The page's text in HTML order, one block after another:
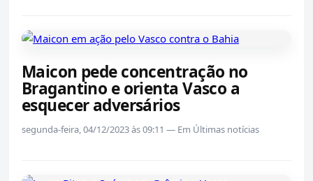
Maicon pede concentração no
Bragantino e orienta Vasco a
esquecer adversários
segunda-feira, 04/12/2023 às 09:11 — Em Últimas notícias